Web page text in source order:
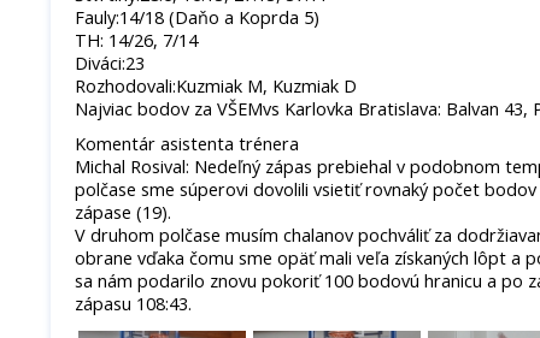
Fauly:14/18 (Daňo a Koprda 5)
TH: 14/26, 7/14
Diváci:23
Rozhodovali:Kuzmiak M, Kuzmiak D
Najviac bodov za VŠEMvs Karlovka Bratislava: Balvan 43,
Komentár asistenta trénera
Michal Rosival: Nedeľný zápas prebiehal v podobnom
polčase sme súperovi dovolili vsietiť rovnaký počet
zápase (19).
V druhom polčase musím chalanov pochváliť za
obrane vďaka čomu sme opäť mali veľa získaných lôpt a
sa nám podarilo znovu pokoriť 100 bodovú hranicu a po
zápasu 108:43.